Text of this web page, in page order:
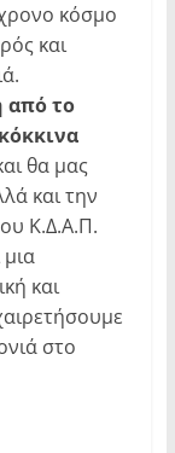
κόσμο
και
από το
θα μας
και την
Κ.Δ.Α.Π.
και
στο